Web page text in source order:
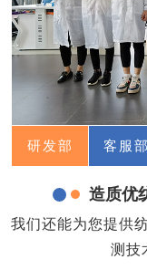
研发部 客服部
造质优
我们还能为您提供
测技